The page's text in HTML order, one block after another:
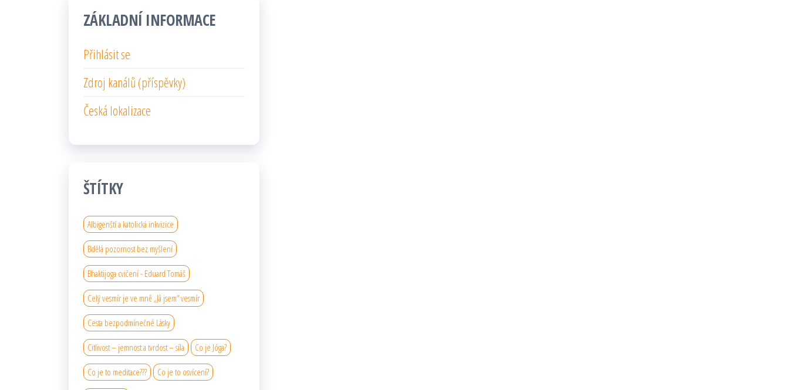
ZÁKLADNÍ INFORMACE
Přihlásit se
Zdroj kanálů (příspěvky)
Česká lokalizace
ŠTÍTKY
Albigenští a katolická inkvizice
Bdělá pozornost bez myšlení
Bhaktijoga cvičení - Eduard Tomáš
Celý vesmír je ve mně „Já jsem“ vesmír
Cesta bezpodmínečné Lásky
Citlivost – jemnost a tvrdost – síla Co je Jóga?
Co je to meditace??? Co je to osvícení?